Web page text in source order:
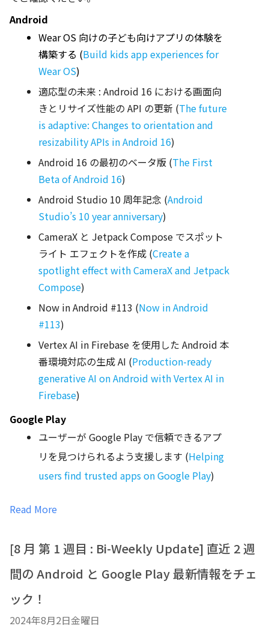
Android
Wear OS 向けの子ども向けアプリの体験を
構築する (Build kids app experiences for
Wear OS)
適応型の未来 : Android 16 における画面向
きとリサイズ性能の API の更新 (The future
is adaptive: Changes to orientation and
resizability APIs in Android 16)
Android 16 の最初のベータ版 (The First
Beta of Android 16)
Android Studio 10 周年記念 (Android
Studio’s 10 year anniversary)
CameraX と Jetpack Compose でスポット
ライト エフェクトを作成 (Create a
spotlight effect with CameraX and Jetpack
Compose)
Now in Android #113 (Now in Android
#113)
Vertex AI in Firebase を使用した Android 本
番環境対応の生成 AI (Production-ready
generative AI on Android with Vertex AI in
Firebase)
Google Play
ユーザーが Google Play で信頼できるアプ
リを見つけられるよう支援します (Helping
users find trusted apps on Google Play)
Read More
[8 月 第 1 週目 : Bi-Weekly Update] 直近 2 週
間の Android と Google Play 最新情報をチェ
ック！
2024年8月2日金曜日